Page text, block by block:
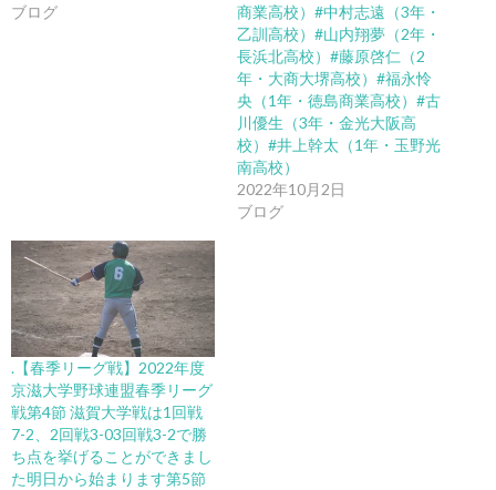
ブログ
商業高校）#中村志遠（3年・
乙訓高校）#山内翔夢（2年・
長浜北高校）#藤原啓仁（2
年・大商大堺高校）#福永怜
央（1年・徳島商業高校）#古
川優生（3年・金光大阪高
校）#井上幹太（1年・玉野光
南高校）
2022年10月2日
ブログ
.【春季リーグ戦】2022年度
京滋大学野球連盟春季リーグ
戦第4節 滋賀大学戦は1回戦
7-2、2回戦3-03回戦3-2で勝
ち点を挙げることができまし
た明日から始まります第5節